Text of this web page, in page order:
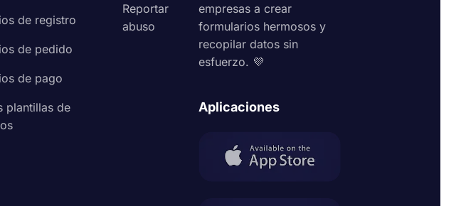
de registro
de pedido
de pago
plantillas de
Reportar
abuso
empresas a crear
formularios hermosos y
recopilar datos sin
esfuerzo. 💜
Aplicaciones